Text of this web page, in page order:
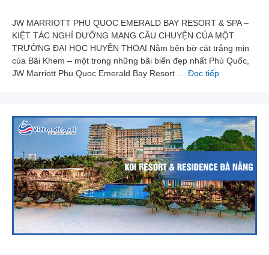
JW MARRIOTT PHU QUOC EMERALD BAY RESORT & SPA –
KIỆT TÁC NGHỈ DƯỠNG MANG CÂU CHUYỆN CỦA MỘT
TRƯỜNG ĐẠI HỌC HUYỀN THOẠI Nằm bên bờ cát trắng mịn
của Bãi Khem – một trong những bãi biển đẹp nhất Phú Quốc,
JW Marriott Phu Quoc Emerald Bay Resort … Đọc tiếp